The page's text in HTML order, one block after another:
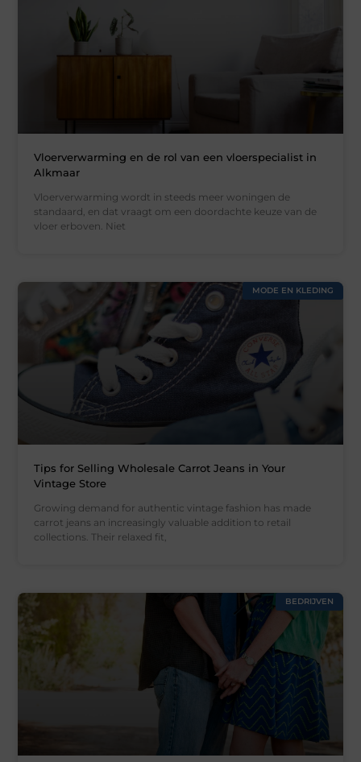
Vloerverwarming en de rol van een vloerspecialist in
Alkmaar
Vloerverwarming wordt in steeds meer woningen de
standaard, en dat vraagt om een doordachte keuze van de
vloer erboven. Niet
MODE EN KLEDING
Tips for Selling Wholesale Carrot Jeans in Your
Vintage Store
Growing demand for authentic vintage fashion has made
carrot jeans an increasingly valuable addition to retail
collections. Their relaxed fit,
BEDRIJVEN